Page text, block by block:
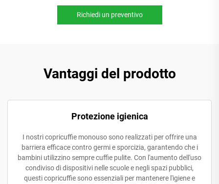
Richiedi un preventivo
Vantaggi del prodotto
Protezione igienica
I nostri copricuffie monouso sono realizzati per offrire una
barriera efficace contro germi e sporcizia, garantendo che i
bambini utilizzino sempre cuffie pulite. Con l'aumento dell'uso
condiviso di dispositivi nelle scuole e negli spazi pubblici,
questi copricuffie sono essenziali per mantenere l'igiene e